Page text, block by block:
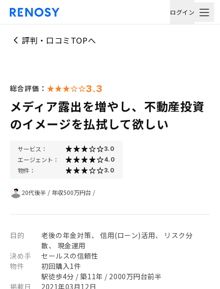
ログイン
評判・口コミTOPへ
総合評価： 3.3
メディア露出を増やし、不動産投資
のイメージを払拭して欲しい
サービス： 3.0
エージェント： 4.0
物件： 3.0
20代後半 / 年収500万円台 /
目的
老後の年金対策、 信用(ローン)活用、 リスク分
散、 現金運用
決め手
セールスの信頼性
物件
初回購入1件
駅徒歩4分 / 築11年 / 2000万円台前半
掲載日
2021年03月12日